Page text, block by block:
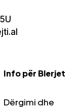
Info për Blerjet
Dërgimi dhe